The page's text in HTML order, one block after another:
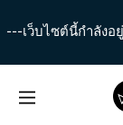
---เว็บไซต์นี้กำลังอ